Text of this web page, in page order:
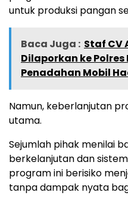
untuk produksi pangan
Baca Juga : Staf CV
Dilaporkan ke
Penadahan Mobil
Namun, keberlanjutan
utama.
Sejumlah pihak menilai
berkelanjutan dan
program ini berisiko
tanpa dampak nyata